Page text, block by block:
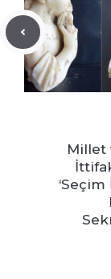
Millet
‘Seçim